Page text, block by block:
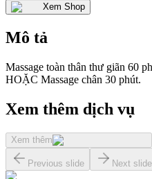
Xem Shop
Mô tả
Massage toàn thân thư giãn 60
HOẶC Massage chân 30 phút.
Xem thêm dịch vụ
Xem thêm
Previous slide Next slide